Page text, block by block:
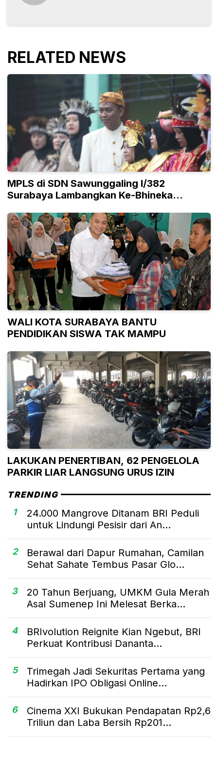
RELATED NEWS
MPLS di SDN Sawunggaling I/382
Surabaya Lambangkan Ke-Bhineka
WALI KOTA SURABAYA BANTU
PENDIDIKAN SISWA TAK MAMPU
LAKUKAN PENERTIBAN, 62 PENGELOLA
PARKIR LIAR LANGSUNG URUS IZIN
TRENDING
1
24.000 Mangrove Ditanam BRI Peduli
untuk Lindungi Pesisir dari An...
2
Berawal dari Dapur Rumahan, Camilan
Sehat Sahate Tembus Pasar Glo...
3
20 Tahun Berjuang, UMKM Gula Merah
Asal Sumenep Ini Melesat Berka...
4
BRIvolution Reignite Kian Ngebut, BRI
Perkuat Kontribusi Dananta...
5
Trimegah Jadi Sekuritas Pertama yang
Hadirkan IPO Obligasi Online...
6
Cinema XXI Bukukan Pendapatan Rp2,6
Triliun dan Laba Bersih Rp201...